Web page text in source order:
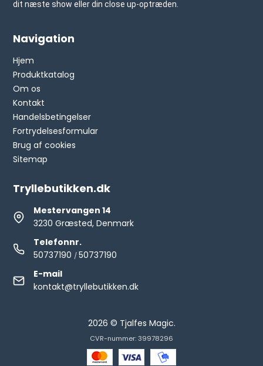
dit næste show eller din close up-optræden.
Navigation
Hjem
Produktkatalog
Om os
Kontakt
Handelsbetingelser
Fortrydelsesformular
Brug af cookies
Sitemap
Tryllebutikken.dk
Mestervangen 14
3230 Græsted, Denmark
Telefonnr.
50737190 /50737190
E-mail
kontakt@tryllebutikken.dk
2026 © Tjalfes Magic.
CVR-nummer: 39978296